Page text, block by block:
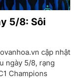
5/8: Sôi
cập nhật
ngày 5/8, rạng
Champions